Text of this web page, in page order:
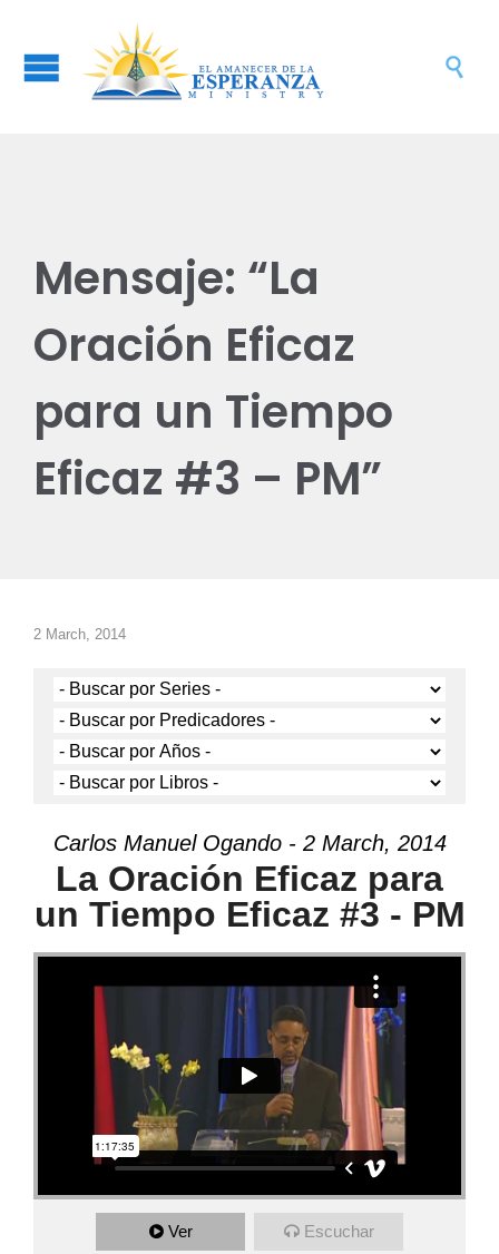

Mensaje: “La
Oración Eficaz
para un Tiempo
Eficaz #3 – PM”
2 March, 2014
Carlos Manuel Ogando - 2 March, 2014
La Oración Eficaz para
un Tiempo Eficaz #3 - PM
Ver Escuchar